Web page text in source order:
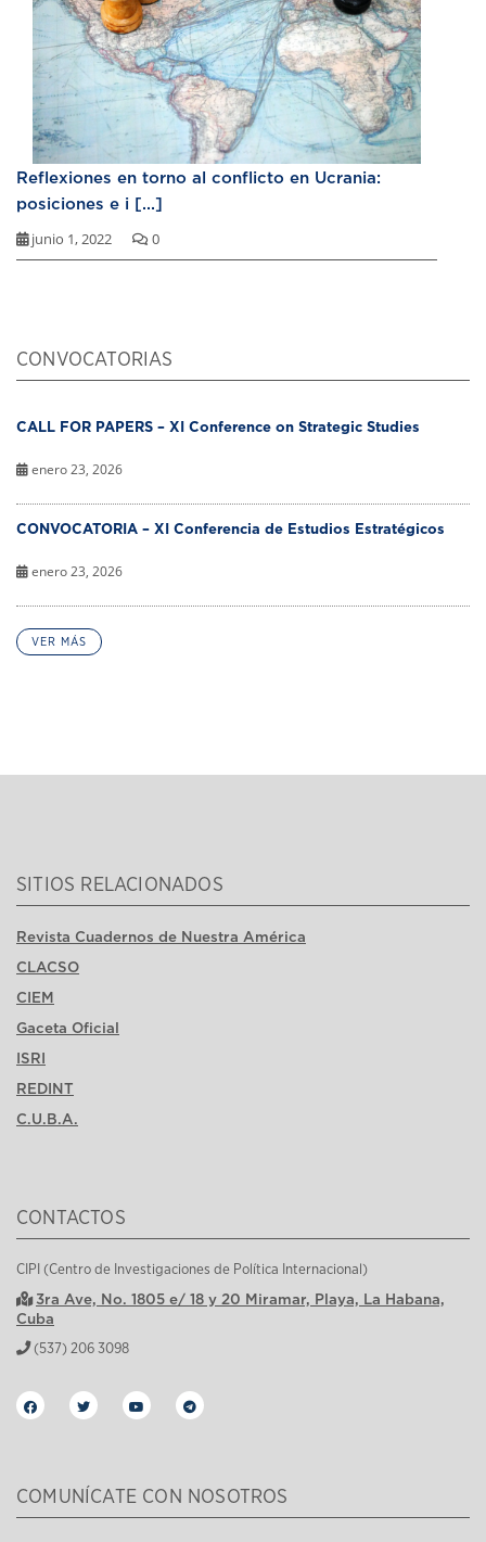
Reflexiones en torno al conflicto en Ucrania:
posiciones e i [...]
junio 1, 2022 0
CONVOCATORIAS
CALL FOR PAPERS – XI Conference on Strategic Studies
enero 23, 2026
CONVOCATORIA – XI Conferencia de Estudios Estratégicos
enero 23, 2026
VER MÁS
SITIOS RELACIONADOS
Revista Cuadernos de Nuestra América
CLACSO
CIEM
Gaceta Oficial
ISRI
REDINT
C.U.B.A.
CONTACTOS
CIPI (Centro de Investigaciones de Política Internacional)
3ra Ave, No. 1805 e/ 18 y 20 Miramar, Playa, La Habana,
Cuba
(537) 206 3098
COMUNÍCATE CON NOSOTROS